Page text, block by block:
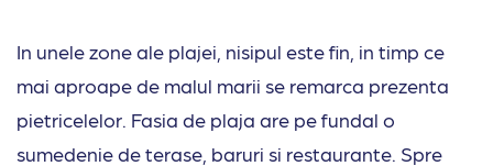
In unele zone ale plajei, nisipul este fin, in timp ce
mai aproape de malul marii se remarca prezenta
pietricelelor. Fasia de plaja are pe fundal o
sumedenie de terase, baruri si restaurante. Spre